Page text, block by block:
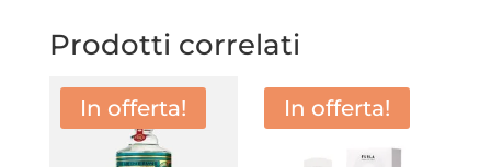
Prodotti correlati
In offerta! In offerta!